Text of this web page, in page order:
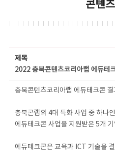
콘텐
제목
2022 충북콘텐츠코리아랩 에듀테
충북콘텐츠코리아랩 에듀테크콘
충북콘랩의 4대 특화 사업 중 하나인
에듀테크콘 사업을 지원받은 5개
에듀테크콘은 교육과 ICT 기술을